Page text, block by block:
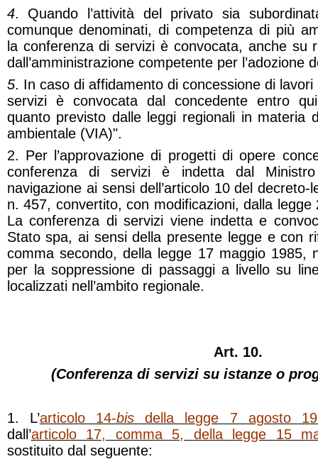
4. Quando l’attività del privato sia
comunque denominati, di competenza di più
la conferenza di servizi è convocata, anche su
dall’amministrazione competente per l’adozione
5. In caso di affidamento di concessione di
servizi è convocata dal concedente entro
quanto previsto dalle leggi regionali in materia
ambientale (VIA)".
2. Per l’approvazione di progetti di opere
conferenza di servizi è indetta dal
navigazione ai sensi dell’articolo 10 del
n. 457, convertito, con modificazioni, dalla
La conferenza di servizi viene indetta e
Stato spa, ai sensi della presente legge e con
comma secondo, della legge 17 maggio 1985,
per la soppressione di passaggi a livello su
localizzati nell’ambito regionale.
Art. 10.
(Conferenza di servizi su istanze o
1. L’articolo 14-bis della legge 7 agosto
dall’articolo 17, comma 5, della legge 15
sostituito dal seguente: